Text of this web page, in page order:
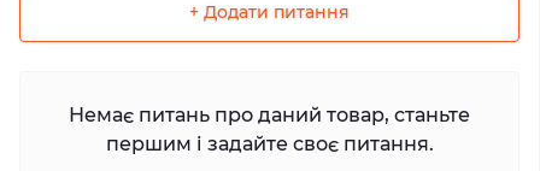
+ Додати питання
Немає питань про даний товар, станьте
першим і задайте своє питання.